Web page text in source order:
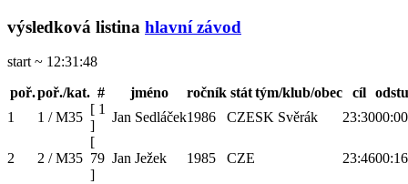
výsledková listina hlavní závod
start ~ 12:31:48
poř.poř./kat. # jméno ročník stát tým/klub/obec cíl
1
1 / M35
[ 1
]
Jan Sedláček1986 CZESK Svěrák 23:3000:00
2 2 / M35
[
79
]
Jan Ježek 1985 CZE 23:4600:16